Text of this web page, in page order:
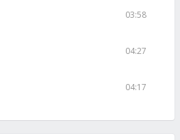
03:58
04:27
04:17